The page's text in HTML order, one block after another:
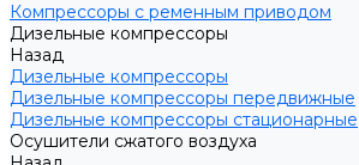
Компрессоры с ременным приводом
Дизельные компрессоры
Назад
Дизельные компрессоры
Дизельные компрессоры передвижные
Дизельные компрессоры стационарные
Осушители сжатого воздуха